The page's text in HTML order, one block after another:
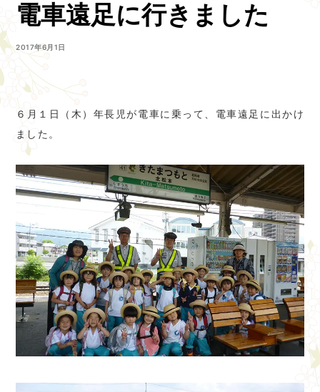
電車遠足に行きました
2017年6月1日
６月１日（木）年長児が電車に乗って、電車遠足に出かけ
ました。